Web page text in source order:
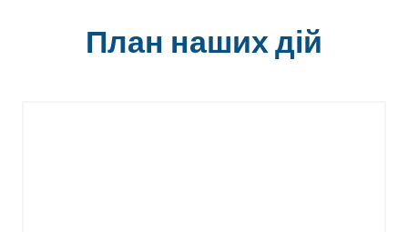
План наших дій